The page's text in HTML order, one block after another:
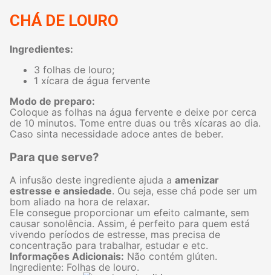
CHÁ DE LOURO
Ingredientes:
3 folhas de louro;
1 xícara de água fervente
Modo de preparo:
Coloque as folhas na água fervente e deixe por cerca
de 10 minutos. Tome entre duas ou três xícaras ao dia.
Caso sinta necessidade adoce antes de beber.
Para que serve?
A infusão deste ingrediente ajuda a amenizar
estresse e ansiedade. Ou seja, esse chá pode ser um
bom aliado na hora de relaxar.
Ele consegue proporcionar um efeito calmante, sem
causar sonolência. Assim, é perfeito para quem está
vivendo períodos de estresse, mas precisa de
concentração para trabalhar, estudar e etc.
Informações Adicionais: Não contém glúten.
Ingrediente: Folhas de louro.